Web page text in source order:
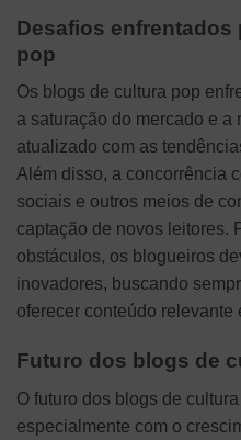
Desafios
pop
Os blogs de cultura pop
a saturação do mercado e
atualizado com as
Além disso, a concorrência
sociais e outros meios de
captação de novos leitores.
obstáculos, os blogueiros
inovadores, buscando
oferecer conteúdo relevante
Futuro dos blogs de
O futuro dos blogs de
especialmente com o